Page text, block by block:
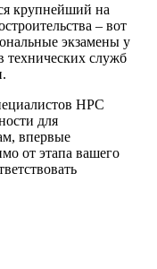
крупнейший на
– вот
экзамены у
технических служб
НРС
для
впервые
от этапа вашего